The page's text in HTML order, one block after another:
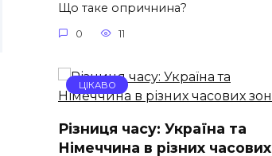
Що таке опричнина?
0 11
ЦІКАВО
Різниця часу: Україна та
Німеччина в різних часових